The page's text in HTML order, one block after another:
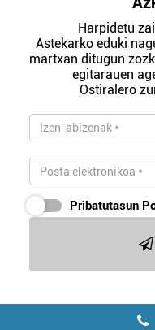
Harpidetu
Astekarko eduki
martxan ditugun
egitarauen
Ostiralero
Pribatutasun